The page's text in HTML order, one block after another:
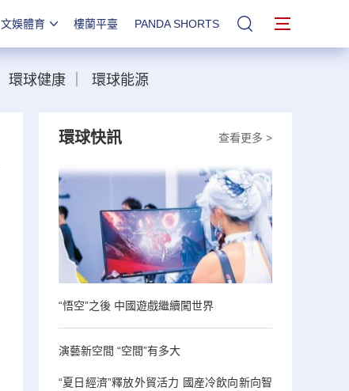
文娛體育 樓蘭平臺 PANDA SHORTS 站內搜索
環球健康 環球能源
查看更多 >
環球快訊
“悟空”之後 中國遊戲繼續闖世界
演藝新空間 “空間”有多大
“夏日經濟”釋放外貿活力 國産冷飲向新向智